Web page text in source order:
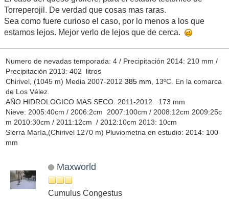
Torreperojil. De verdad que cosas mas raras.
Sea como fuere curioso el caso, por lo menos a los que
estamos lejos. Mejor verlo de lejos que de cerca.
Numero de nevadas temporada: 4 / Precipitación 2014: 210 mm /
Precipitación 2013: 402 litros
Chirivel, (1045 m) Media 2007-2012 385 mm, 13ºC. En la comarca
de Los Vélez.
AÑO HIDROLOGICO MAS SECO. 2011-2012 173 mm
Nieve: 2005:40cm / 2006:2cm 2007:100cm / 2008:12cm 2009:25c
m 2010:30cm / 2011:12cm / 2012:10cm 2013: 10cm
Sierra María,(Chirivel 1270 m) Pluviometria en estudio: 2014: 100
mm
Maxworld
Cumulus Congestus